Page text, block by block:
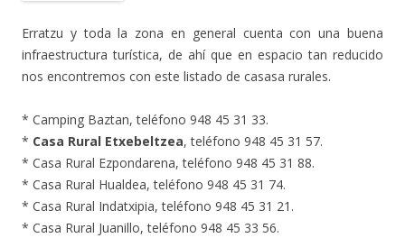
Erratzu y toda la zona en general cuenta con una buena
infraestructura turística, de ahí que en espacio tan reducido
nos encontremos con este listado de casasa rurales.
* Camping Baztan, teléfono 948 45 31 33.
* Casa Rural Etxebeltzea, teléfono 948 45 31 57.
* Casa Rural Ezpondarena, teléfono 948 45 31 88.
* Casa Rural Hualdea, teléfono 948 45 31 74.
* Casa Rural Indatxipia, teléfono 948 45 31 21.
* Casa Rural Juanillo, teléfono 948 45 33 56.